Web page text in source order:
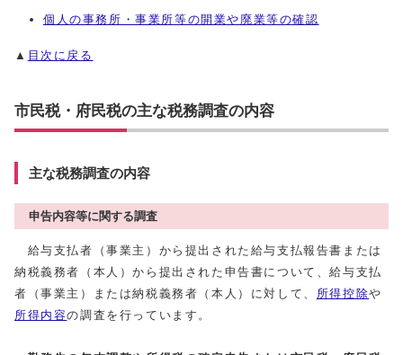
個人の事務所・事業所等の開業や廃業等の確認
▲ 目次に戻る
市民税・府民税の主な税務調査の内容
主な税務調査の内容
申告内容等に関する調査
給与支払者（事業主）から提出された給与支払報告書または
納税義務者（本人）から提出された申告書について、給与支払
者（事業主）または納税義務者（本人）に対して、 所得控除や
所得内容の調査を行っています。